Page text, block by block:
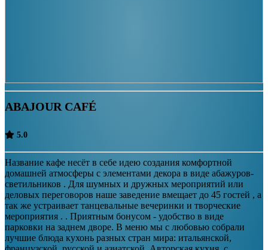
ABAJOUR CAFÉ
5.0
Название кафе несёт в себе идею создания комфортной
домашней атмосферы с элементами декора в виде абажуров-
светильников . Для шумных и дружных мероприятий или
деловых переговоров наше заведение вмещает до 45 гостей , а
так же устраивает танцевальные вечеринки и творческие
мероприятия . . Приятным бонусом - удобство в виде
парковки на заднем дворе. В меню мы с любовью собрали
лучшие блюда кухонь разных стран мира: итальянской,